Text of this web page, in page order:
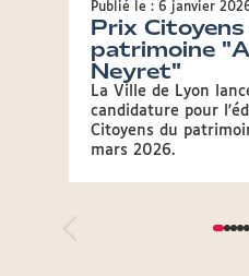
Publié le : 6 janvier
Prix
patrimoine
Neyret"
La Ville de Lyon
candidature pour
Citoyens du
mars 2026.